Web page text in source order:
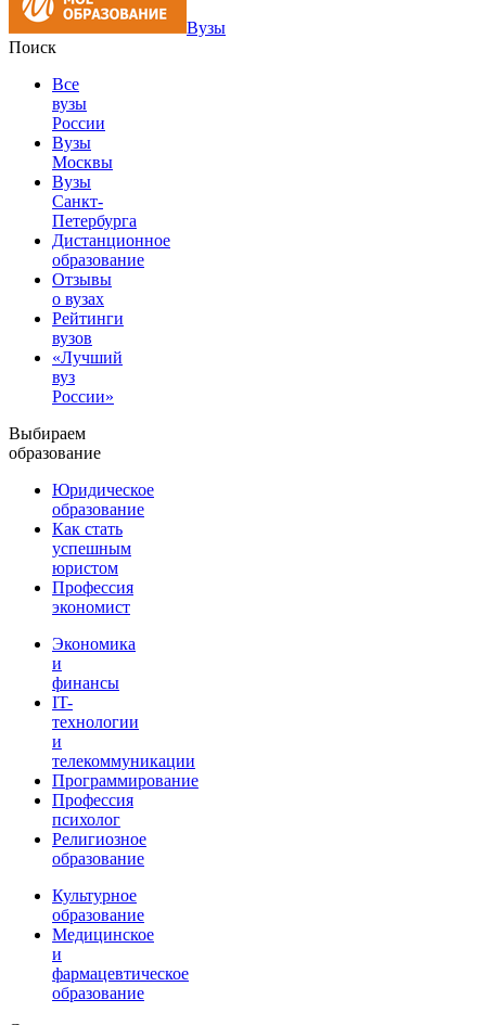
Вузы
Поиск
Все
вузы
России
Вузы
Москвы
Вузы
Санкт-
Петербурга
Дистанционное
образование
Отзывы
о вузах
Рейтинги
вузов
«Лучший
вуз
России»
Выбираем
образование
Юридическое
образование
Как стать
успешным
юристом
Профессия
экономист
Экономика
и
финансы
IT-
технологии
и
телекоммуникации
Программирование
Профессия
психолог
Религиозное
образование
Культурное
образование
Медицинское
и
фармацевтическое
образование